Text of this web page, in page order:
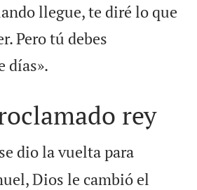
llegue, te diré lo que
Pero tú debes
días».
rey
dio la vuelta para
Dios le cambió el